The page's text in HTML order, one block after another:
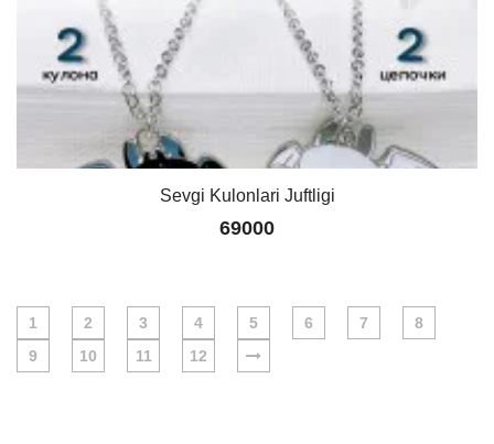
Sevgi Kulonlari Juftligi
69000
1 2 3 4 5 6 7
8
9
10 11 12